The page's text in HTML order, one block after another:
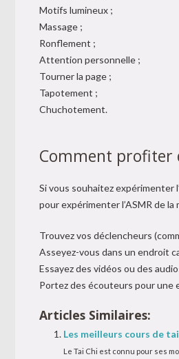
Motifs lumineux ;
Massage ;
Ronflement ;
Attention personnelle ;
Tourner la page ;
Tapotement ;
Chuchotement.
Comment profiter
Si vous souhaitez expérimenter
pour expérimenter l’ASMR de
Trouvez vos déclencheurs
Asseyez-vous dans un endroit
Essayez des vidéos ou des
Portez des écouteurs pour une
Articles Similaires:
Les meilleurs cours de
Le Tai Chi est connu pour ses